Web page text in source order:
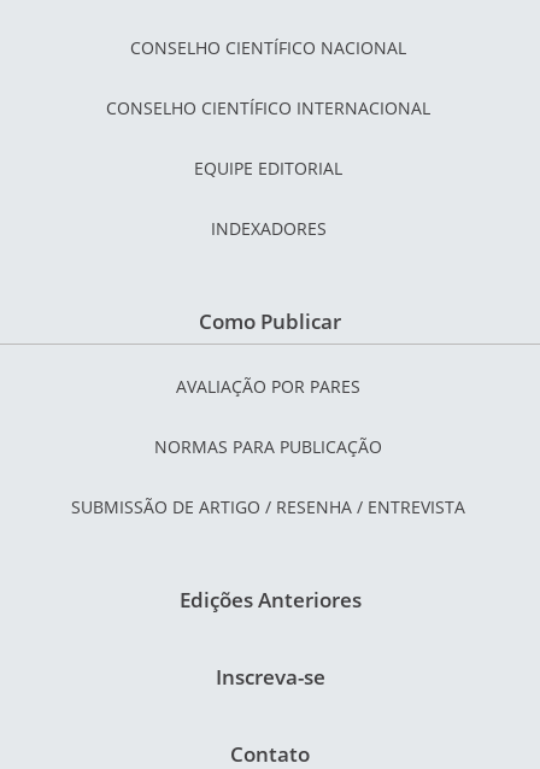
CONSELHO CIENTÍFICO NACIONAL
CONSELHO CIENTÍFICO INTERNACIONAL
EQUIPE EDITORIAL
INDEXADORES
Como Publicar
AVALIAÇÃO POR PARES
NORMAS PARA PUBLICAÇÃO
SUBMISSÃO DE ARTIGO / RESENHA / ENTREVISTA
Edições Anteriores
Inscreva-se
Contato